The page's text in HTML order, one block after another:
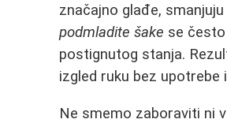
značajno glađe,
podmladite šake se
postignutog stanja.
izgled ruku bez upotrebe
Ne smemo zaboraviti ni